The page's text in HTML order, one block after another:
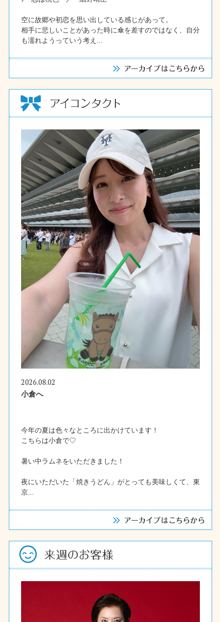
空に故郷や初恋を思い出している感じがあって。
相手に悲しいことがあった時に傘を差すのではなく、自分
も濡れようっていう考え...
2026.08.02
小倉へ
今年の夏は色々なところに出かけています！
こちらは小倉で♡
暑い中ラムネをいただきました！
夜にいただいた「焼きうどん」がとっても美味しくて、東
京...